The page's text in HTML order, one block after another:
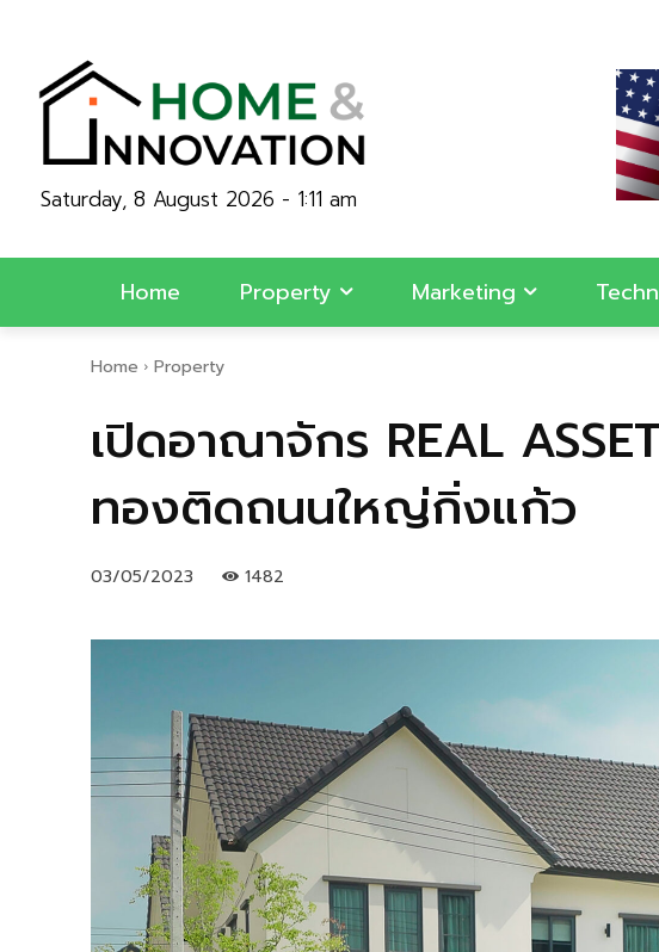
Saturday, 8 August 2026 - 1:11 am
Home Property Marketing
Home Property
เปิดอาณาจักร REAL
ทองติดถนนใหญ่กิ่งแก้ว
03/05/2023 1482